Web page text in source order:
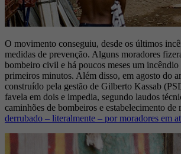
O movimento conseguiu, desde os últimos
medidas de prevenção. Alguns moradores
bombeiro civil e há poucos meses um
primeiros minutos. Além disso, em agosto do
construído pela gestão de Gilberto Kassab
favela em dois e impedia, segundo laudos
caminhões de bombeiros e estabelecimento de
derrubado – literalmente – por moradores em